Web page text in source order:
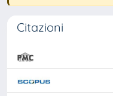
Citazioni